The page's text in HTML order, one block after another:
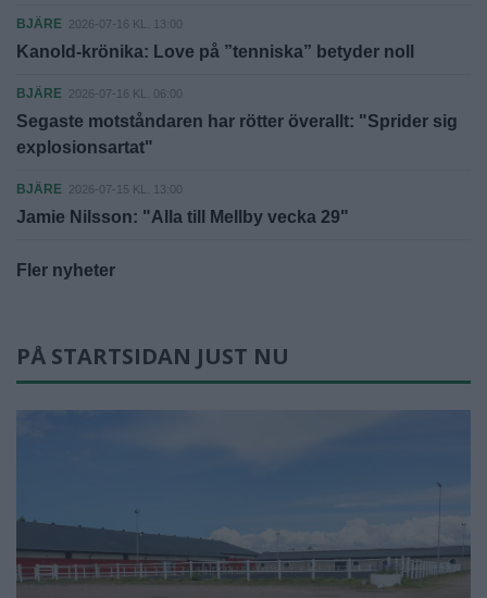
BJÄRE 2026-07-16 KL. 13:00
Kanold-krönika: Love på ”tenniska” betyder noll
BJÄRE 2026-07-16 KL. 06:00
Segaste motståndaren har rötter överallt: "Sprider sig
explosionsartat"
BJÄRE 2026-07-15 KL. 13:00
Jamie Nilsson: "Alla till Mellby vecka 29"
Fler nyheter
PÅ STARTSIDAN JUST NU